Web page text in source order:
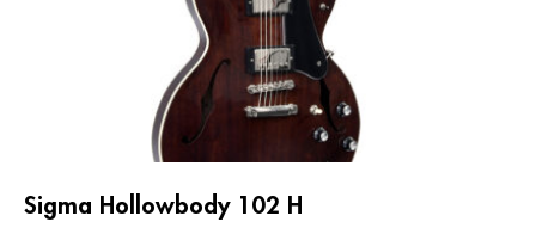
Sigma Hollowbody 102 H